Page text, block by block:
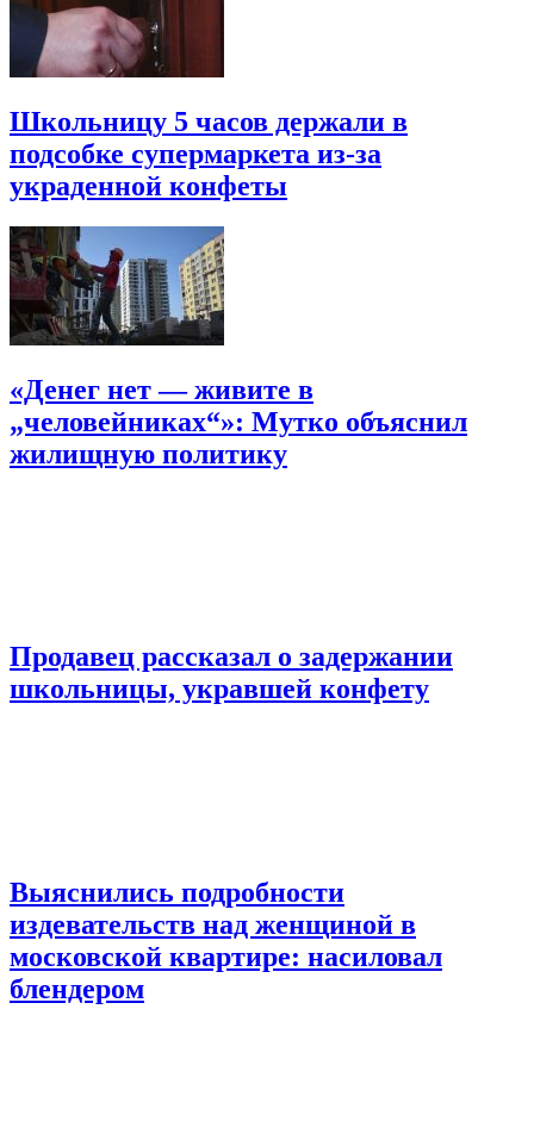
Школьницу 5 часов держали в
подсобке супермаркета из-за
украденной конфеты
«Денег нет — живите в
„человейниках“»: Мутко объяснил
жилищную политику
Продавец рассказал о задержании
школьницы, укравшей конфету
Выяснились подробности
издевательств над женщиной в
московской квартире: насиловал
блендером